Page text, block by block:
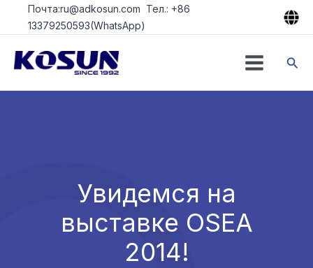
ПерейтиПочта:ru@adkosun.com Тел.: +86
13379250593(WhatsApp)
Увидемся на
выставке OSEA
2014!